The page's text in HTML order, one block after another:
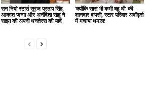
सन नियो स्टार्स सूरज प्रताप सिंह,
आकाश जग्गा और अनंदिता साहू ने
साझा की अपनी धनतेरस की यादें
‘क्योंकि सास भी कभी बहू थी’ की
शानदार वापसी, स्टार परिवार अवॉर्ड्स
में मचाया धमाल!